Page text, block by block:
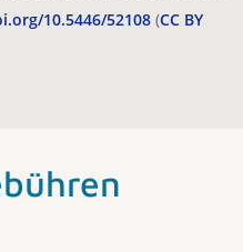
10.5446/52108 (CC BY